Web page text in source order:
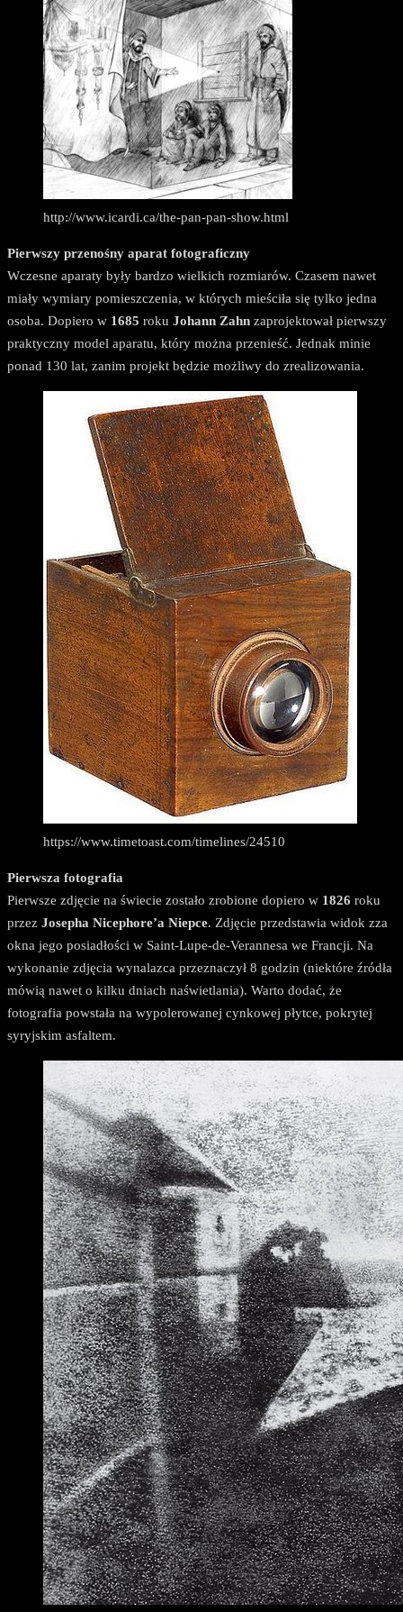
http://www.icardi.ca/the-pan-pan-show.html
Pierwszy przenośny aparat fotograficzny
Wczesne aparaty były bardzo wielkich rozmiarów. Czasem nawet
miały wymiary pomieszczenia, w których mieściła się tylko jedna
osoba. Dopiero w 1685 roku Johann Zahn zaprojektował pierwszy
praktyczny model aparatu, który można przenieść. Jednak minie
ponad 130 lat, zanim projekt będzie możliwy do zrealizowania.
https://www.timetoast.com/timelines/24510
Pierwsza fotografia
Pierwsze zdjęcie na świecie zostało zrobione dopiero w 1826 roku
przez Josepha Nicephore’a Niepce. Zdjęcie przedstawia widok zza
okna jego posiadłości w Saint-Lupe-de-Verannesa we Francji. Na
wykonanie zdjęcia wynalazca przeznaczył 8 godzin (niektóre źródła
mówią nawet o kilku dniach naświetlania). Warto dodać, że
fotografia powstała na wypolerowanej cynkowej płytce, pokrytej
syryjskim asfaltem.